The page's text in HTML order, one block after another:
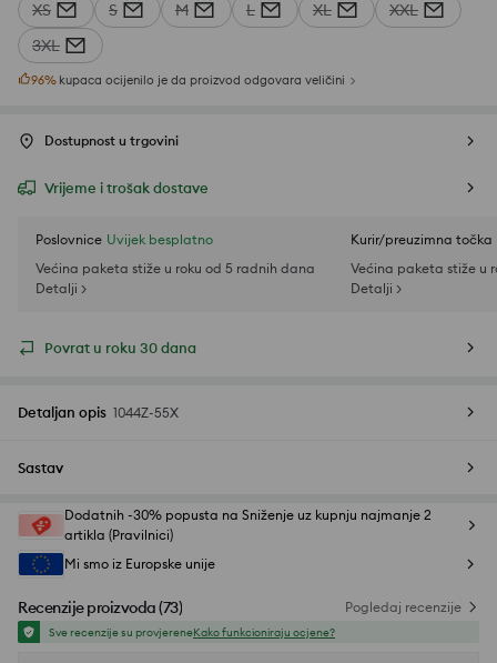
XS S M L XL
XXL
3XL
96% kupaca ocijenilo je da proizvod odgovara veličini
Dostupnost u trgovini
Vrijeme i trošak dostave
Poslovnice Uvijek besplatno
Većina paketa stiže u roku od 5 radnih dana
Detalji >
Kurir/preuzimna točka
Većina paketa stiže u
Detalji >
Povrat u roku 30 dana
Detaljan opis 1044Z-55X
Sastav
Dodatnih -30% popusta na Sniženje uz kupnju najmanje 2
artikla (Pravilnici)
Mi smo iz Europske unije
Recenzije proizvoda(73) Pogledaj recenzije
Sve recenzije su provjereneKako funkcioniraju ocjene?